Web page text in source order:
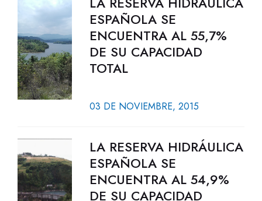
ESPAÑOLA SE
ENCUENTRA AL 55,7%
DE SU CAPACIDAD
TOTAL
03 DE NOVIEMBRE, 2015
LA RESERVA HIDRÁULICA
ESPAÑOLA SE
ENCUENTRA AL 54,9%
DE SU CAPACIDAD